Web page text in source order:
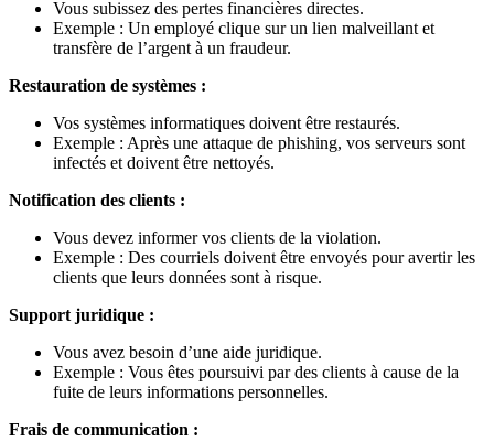
Vous subissez des pertes financières directes.
Exemple : Un employé clique sur un lien malveillant et
transfère de l’argent à un fraudeur.
Restauration de systèmes :
Vos systèmes informatiques doivent être restaurés.
Exemple : Après une attaque de phishing, vos serveurs sont
infectés et doivent être nettoyés.
Notification des clients :
Vous devez informer vos clients de la violation.
Exemple : Des courriels doivent être envoyés pour avertir les
clients que leurs données sont à risque.
Support juridique :
Vous avez besoin d’une aide juridique.
Exemple : Vous êtes poursuivi par des clients à cause de la
fuite de leurs informations personnelles.
Frais de communication :